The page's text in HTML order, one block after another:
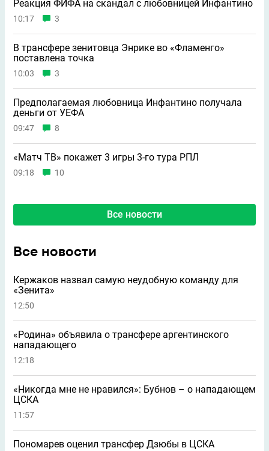
Реакция ФИФА на скандал с любовницей Инфантино
10:17 3
В трансфере зенитовца Энрике во «Фламенго»
поставлена точка
10:03 3
Предполагаемая любовница Инфантино получала
деньги от УЕФА
09:47 8
«Матч ТВ» покажет 3 игры 3-го тура РПЛ
09:18 10
Все новости
Все новости
Кержаков назвал самую неудобную команду для
«Зенита»
12:50
«Родина» объявила о трансфере аргентинского
нападающего
12:18
«Никогда мне не нравился»: Бубнов – о нападающем
ЦСКА
11:57
Пономарев оценил трансфер Дзюбы в ЦСКА